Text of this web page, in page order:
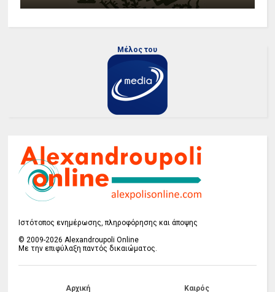
Μέλος του
Ιστότοπος ενημέρωσης, πληροφόρησης και άποψης
© 2009-2026 Alexandroupoli Online
Με την επιφύλαξη παντός δικαιώματος.
Αρχική Καιρός